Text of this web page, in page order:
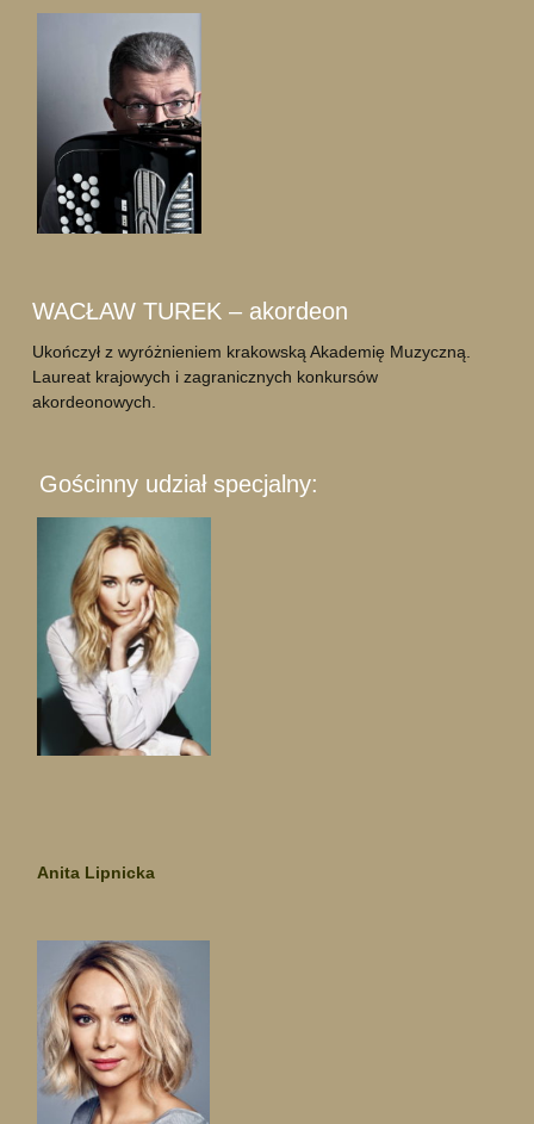
WACŁAW TUREK – akordeon
Ukończył z wyróżnieniem krakowską Akademię Muzyczną.
Laureat krajowych i zagranicznych konkursów
akordeonowych.
Gościnny udział specjalny:
Anita Lipnicka